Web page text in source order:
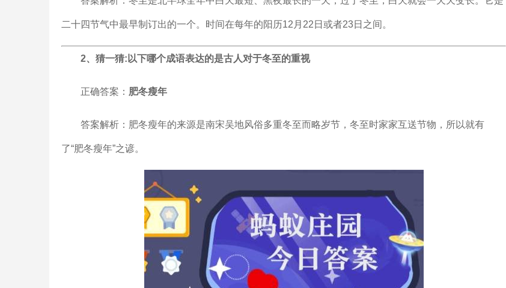
二十四节气中最早制订出的一个。时间在每年的阳历12月22日或者23日之间。
2、猜一猜:以下哪个成语表达的是古人对于冬至的重视
正确答案： 肥冬瘦年
答案解析：肥冬瘦年的来源是南宋吴地风俗多重冬至而略岁节，冬至时家家互送节物，所以就有
了“肥冬瘦年”之谚。